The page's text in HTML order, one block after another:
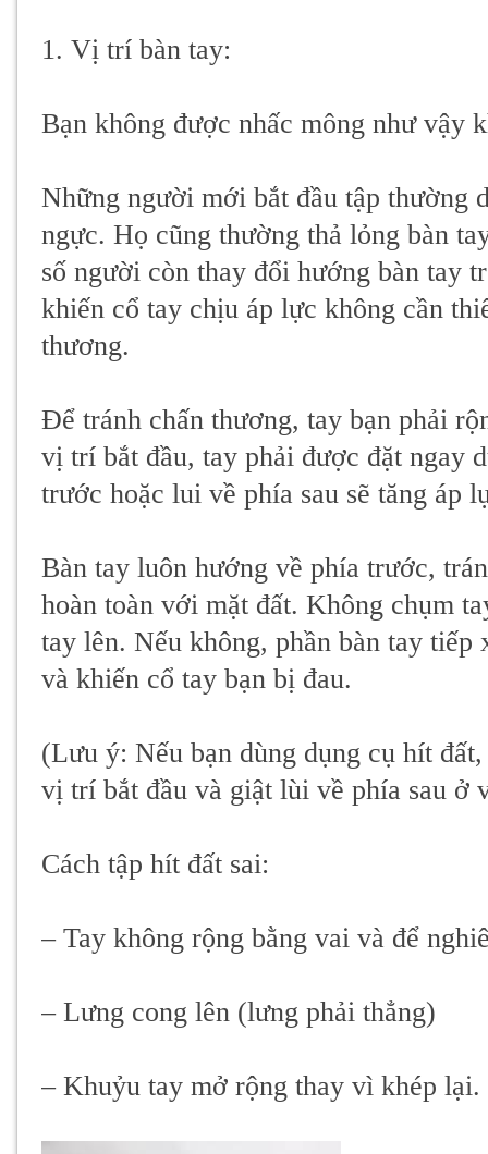
1. Vị trí bàn tay:
Bạn không được nhấc mông như vậy
Những người mới bắt đầu tập thường
ngực. Họ cũng thường thả lỏng bàn
số người còn thay đổi hướng bàn tay
khiến cổ tay chịu áp lực không cần
thương.
Để tránh chấn thương, tay bạn phải
vị trí bắt đầu, tay phải được đặt ngay
trước hoặc lui về phía sau sẽ tăng áp
Bàn tay luôn hướng về phía trước,
hoàn toàn với mặt đất. Không chụm
tay lên. Nếu không, phần bàn tay tiếp
và khiến cổ tay bạn bị đau.
(Lưu ý: Nếu bạn dùng dụng cụ hít
vị trí bắt đầu và giật lùi về phía sau ở
Cách tập hít đất sai:
– Tay không rộng bằng vai và để
– Lưng cong lên (lưng phải thẳng)
– Khuỷu tay mở rộng thay vì khép lại.